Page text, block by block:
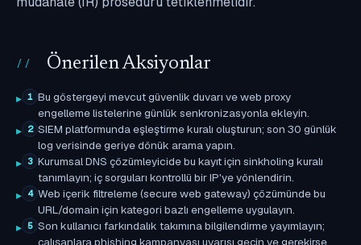
Önerilen Aksiyonlar
1 Bu göstergeyi mevcut güvenlik duvarı ve web proxy
engelleme listelerine günlük senkronizasyonla ekleyin.
2 SIEM platformunda eşleştirme kuralı oluşturun; son 30 günlük
log verisinde geriye dönük arama yapın.
3 Kurumsal DNS çözümleyicide bu kayıt için sinkholing kuralı
tanımlayın; iç sorguları kontrollü bir IP'ye yönlendirin.
4 Web içerik filtreleme (secure web gateway) çözümünde bu
URL/domain için kategori bazlı engelleme uygulayın.
5 Son kullanıcı farkındalık takımına bilgilendirme yayımlayın;
çalışanlara phishing kampanyası uyarısı geçin ve gerekirse